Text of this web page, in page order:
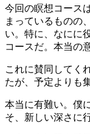
今回の瞑想コース
まっているものの
い。特に、なにに
コースだ。本当の
これに賛同してく
たが、予定よりも
本当に有難い。僕
そ、新しい深さに